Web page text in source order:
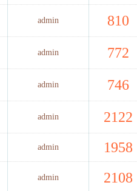
admin 810
admin 772
admin 746
admin 2122
admin 1958
admin 2108